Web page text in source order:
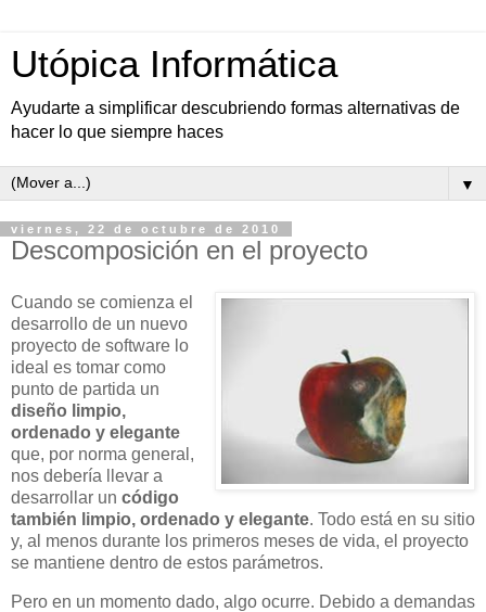
Utópica Informática
Ayudarte a simplificar descubriendo formas alternativas de
hacer lo que siempre haces
▼
viernes, 22 de octubre de 2010
Descomposición en el proyecto
Cuando se comienza el
desarrollo de un nuevo
proyecto de software lo
ideal es tomar como
punto de partida un
diseño limpio,
ordenado y elegante
que, por norma general,
nos debería llevar a
desarrollar un código
también limpio, ordenado y elegante. Todo está en su sitio
y, al menos durante los primeros meses de vida, el proyecto
se mantiene dentro de estos parámetros.
Pero en un momento dado, algo ocurre. Debido a demandas